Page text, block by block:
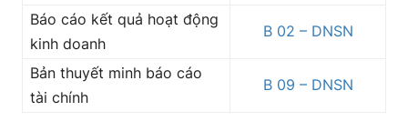
Báo cáo kết quả hoạt động
kinh doanh
B 02 – DNSN
Bản thuyết minh báo cáo
tài chính
B 09 – DNSN